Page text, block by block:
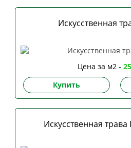
Искусственная
Цена за м2 -
Купить
Искусственная